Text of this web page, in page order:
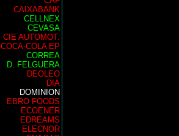
CAIXABANK
CELLNEX
CEVASA
CIE AUTOMOT.
COCA-COLA EP
CORREA
D. FELGUERA
DEOLEO
DIA
DOMINION
EBRO FOODS
ECOENER
EDREAMS
ELECNOR